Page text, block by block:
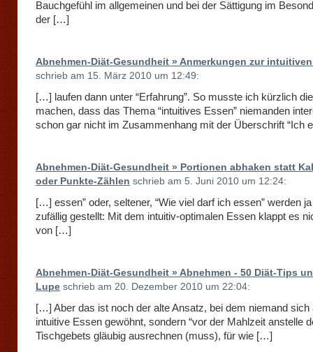
Bauchgefühl im allgemeinen und bei der Sättigung im
der […]
Abnehmen-Diät-Gesundheit » Anmerkungen zur
schrieb am 15. März 2010 um 12:49:
[…] laufen dann unter “Erfahrung”. So musste ich kürzlich
machen, dass das Thema “intuitives Essen” niemanden
schon gar nicht im Zusammenhang mit der Überschrift “Ich
Abnehmen-Diät-Gesundheit » Portionen abhaken statt
oder Punkte-Zählen schrieb am 5. Juni 2010 um 12:24:
[…] essen” oder, seltener, “Wie viel darf ich essen” werden
zufällig gestellt: Mit dem intuitiv-optimalen Essen klappt es
von […]
Abnehmen-Diät-Gesundheit » Abnehmen - 50 Diät-Tips
Lupe schrieb am 20. Dezember 2010 um 22:04:
[…] Aber das ist noch der alte Ansatz, bei dem niemand sich
intuitive Essen gewöhnt, sondern “vor der Mahlzeit anstelle
Tischgebets gläubig ausrechnen (muss), für wie […]